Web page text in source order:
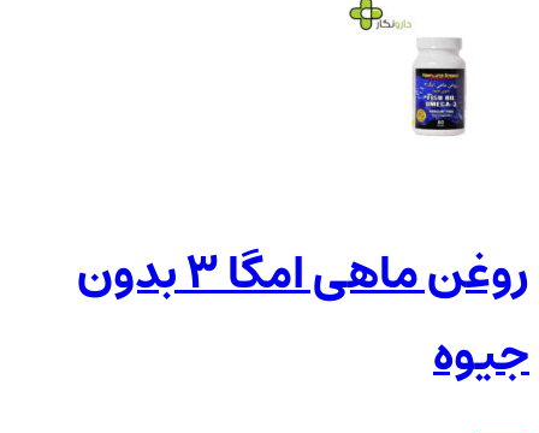
روغن ماهی امگا 3 بدون
جیوه